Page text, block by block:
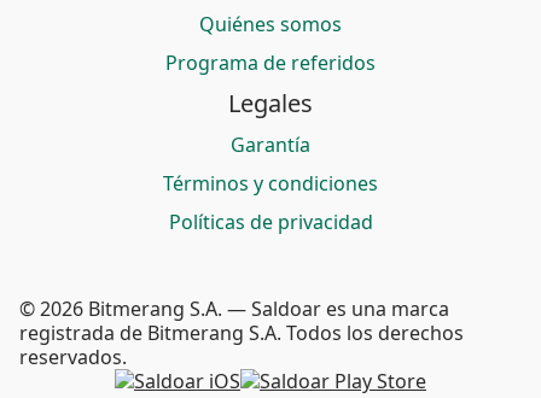
Quiénes somos
Programa de referidos
Legales
Garantía
Términos y condiciones
Políticas de privacidad
© 2026 Bitmerang S.A. — Saldoar es una marca
registrada de Bitmerang S.A. Todos los derechos
reservados.